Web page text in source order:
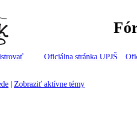
Oficiálna stránka UPJŠ
| Zobraziť aktívne témy